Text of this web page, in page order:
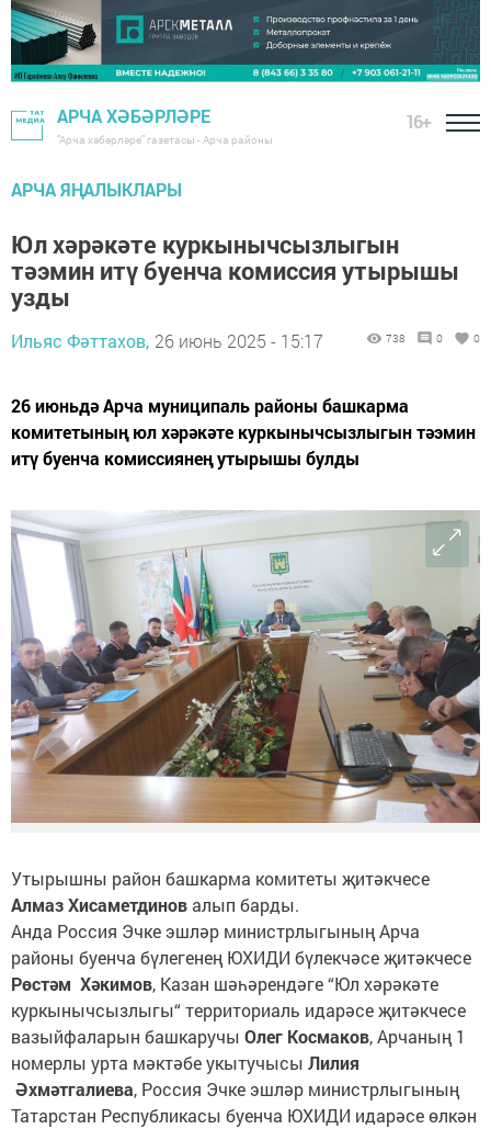
АРЧА ХӘБӘРЛӘРЕ
"Арча хәбәрләре" газетасы - Арча районы
16+
АРЧА ЯҢАЛЫКЛАРЫ
Юл хәрәкәте куркынычсызлыгын
тәэмин итү буенча комиссия утырышы
узды
Ильяс Фәттахов, 26 июнь 2025 - 15:17 738 0 0
26 июньдә Арча муниципаль районы башкарма
комитетының юл хәрәкәте куркынычсызлыгын тәэмин
итү буенча комиссиянең утырышы булды
Утырышны район башкарма комитеты җитәкчесе
Алмаз Хисаметдиновалып барды.
Анда Россия Эчке эшләр министрлыгының Арча
районы буенча бүлегенең ЮХИДИ бүлекчәсе җитәкчесе
Рөстәм Хәкимов, Казан шәһәрендәге “Юл хәрәкәте
куркынычсызлыгы“ территориаль идарәсе җитәкчесе
вазыйфаларын башкаручы Олег Космаков, Арчаның 1
номерлы урта мәктәбе укытучысы Лилия
Әхмәтгалиева, Россия Эчке эшләр министрлыгының
Татарстан Республикасы буенча ЮХИДИ идарәсе өлкән